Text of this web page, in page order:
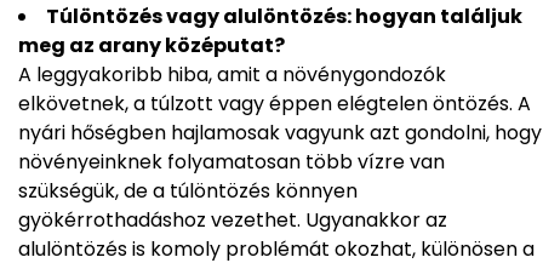
Túlöntözés vagy alulöntözés: hogyan találjuk
meg az arany középutat?
A leggyakoribb hiba, amit a növénygondozók
elkövetnek, a túlzott vagy éppen elégtelen öntözés. A
nyári hőségben hajlamosak vagyunk azt gondolni, hogy
növényeinknek folyamatosan több vízre van
szükségük, de a túlöntözés könnyen
gyökérrothadáshoz vezethet. Ugyanakkor az
alulöntözés is komoly problémát okozhat, különösen a